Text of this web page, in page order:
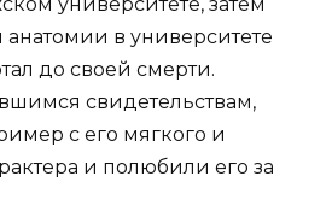
в университете
до своей смерти.
свидетельствам,
с его мягкого и
и полюбили его за